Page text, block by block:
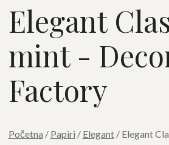
Elegant
mint -
Factory
Početna / Papiri / Elegant/ Elegant